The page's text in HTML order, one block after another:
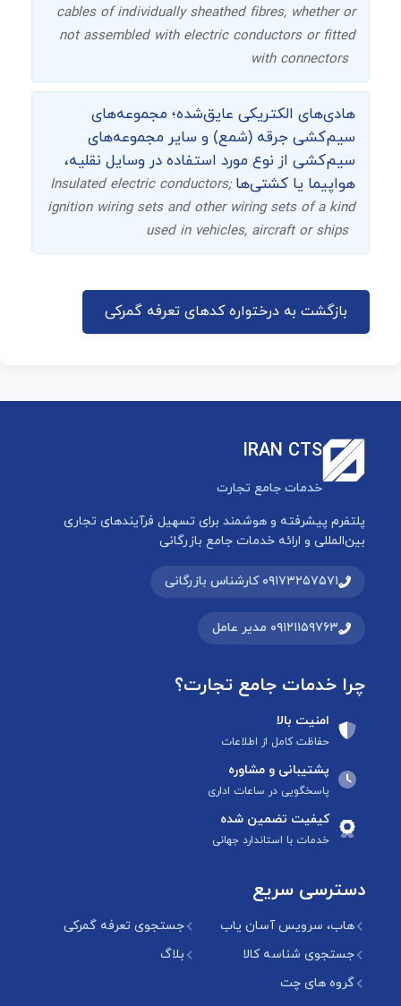
cables of individually sheathed fibres, whether or
not assembled with electric conductors or fitted
with connectors
هادی‌های الکتریکی عایق‌شده؛ مجموعه‌های
سیم‌کشی جرقه (شمع) و سایر مجموعه‌های
سیم‌کشی از نوع مورد استفاده در وسایل نقلیه،
هواپیما یا کشتی‌هاInsulated electric conductors;
ignition wiring sets and other wiring sets of a kind
used in vehicles, aircraft or ships
بازگشت به درختواره کدهای تعرفه گمرکی
IRAN CTS
خدمات جامع تجارت
پلتفرم پیشرفته و هوشمند برای تسهیل فرآیندهای تجاری
بین‌المللی و ارائه خدمات جامع بازرگانی
۰۹۱۷۳۲۵۷۵۷۱ کارشناس بازرگانی
۰۹۱۲۱۱۵۹۷۶۳ مدیر عامل
چرا خدمات جامع تجارت؟
امنیت بالا
حفاظت کامل از اطلاعات
پشتیبانی و مشاوره
پاسخگویی در ساعات اداری
کیفیت تضمین شده
خدمات با استاندارد جهانی
دسترسی سریع
هاب، سرویس آسان یاب
جستجوی تعرفه گمرکی
جستجوی شناسه کالا
بلاگ
گروه های چت